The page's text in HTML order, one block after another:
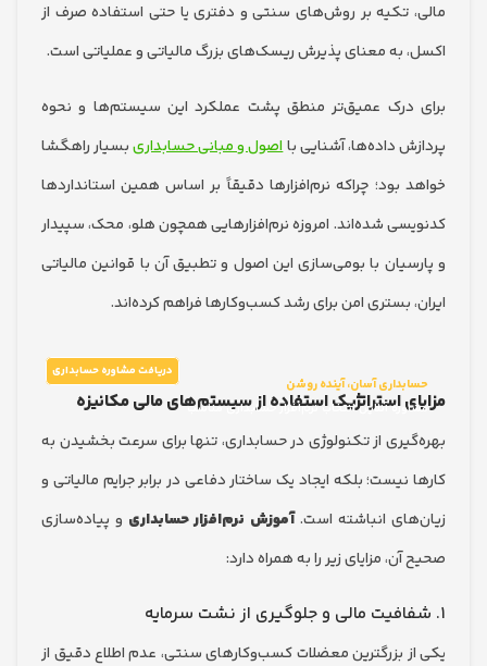
تکیه بر روش‌های سنتی و دفتری یا حتی استفاده صرف از
به معنای پذیرش ریسک‌های بزرگ مالیاتی و عملیاتی است.
درک عمیق‌تر منطق پشت عملکرد این سیستم‌ها و نحوه
داده‌ها، آشنایی بااصول و مبانی حسابداریبسیار راهگشا
بود؛ چراکه نرم‌افزارها دقیقاً بر اساس همین استانداردها
شده‌اند. امروزه نرم‌افزارهایی همچون هلو، محک، سپیدار
با بومی‌سازی این اصول و تطبیق آن با قوانین مالیاتی
بستری امن برای رشد کسب‌وکارها فراهم کرده‌اند.
دریافت مشاوره حسابداری
آسان، آینده روشن
آنلاین انتخاب نرم‌افزار حسابداری مناسب
استراتژیک استفاده از سیستم‌های مالی مکانیزه
از تکنولوژی در حسابداری، تنها برای سرعت بخشیدن به
نیست؛ بلکه ایجاد یک ساختار دفاعی در برابر جرایم مالیاتی و
انباشته است.آموزش نرم‌افزار حسابداریو پیاده‌سازی
مزایای زیر را به همراه دارد:
بزرگترین معضلات کسب‌وکارهای سنتی، عدم اطلاع دقیق از